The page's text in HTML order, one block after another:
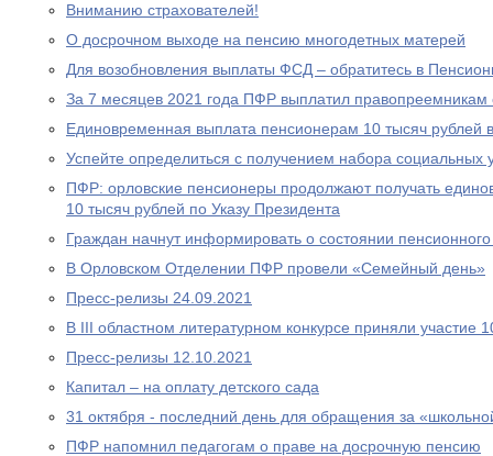
Вниманию страхователей!
О досрочном выходе на пенсию многодетных матерей
Для возобновления выплаты ФСД – обратитесь в
За 7 месяцев 2021 года ПФР выплатил
Единовременная выплата пенсионерам 10 тысяч рублей
Успейте определиться с получением набора социальных
ПФР: орловские пенсионеры продолжают получать
10 тысяч рублей по Указу Президента
Граждан начнут информировать о состоянии
В Орловском Отделении ПФР провели «Семейный день»
Пресс-релизы 24.09.2021
В III областном литературном конкурсе приняли участие
Пресс-релизы 12.10.2021
Капитал – на оплату детского сада
31 октября - последний день для обращения за
ПФР напомнил педагогам о праве на досрочную пенсию